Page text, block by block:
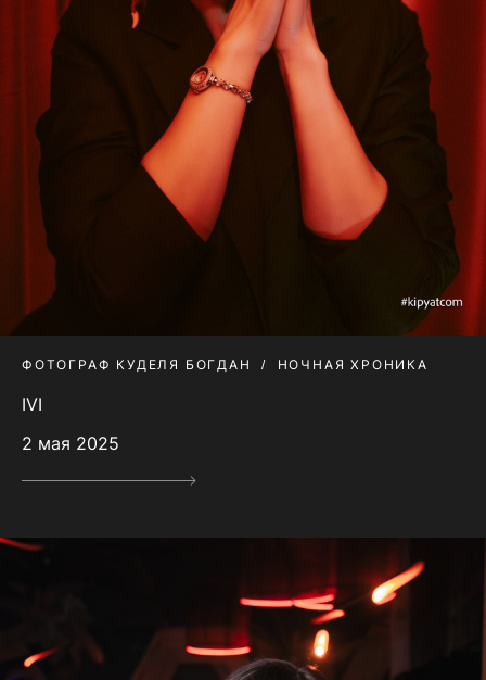
ФОТОГРАФ КУДЕЛЯ БОГДАН НОЧНАЯ ХРОНИКА
IVI
2 мая 2025